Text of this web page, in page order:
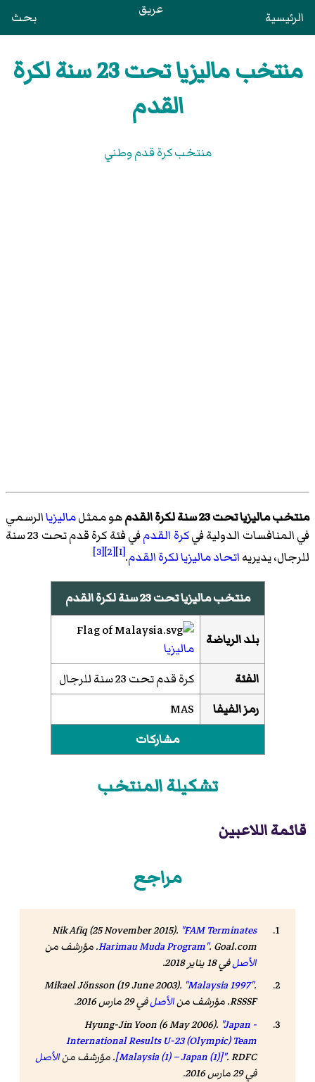
الرئيسية عريق بحث
منتخب ماليزيا تحت 23 سنة لكرة
القدم
منتخب كرة قدم وطني
منتخب ماليزيا تحت 23 سنة لكرة القدم هو ممثلماليزياالرسمي
في المنافسات الدولية فيكرة القدم
في فئة كرة قدم تحت 23 سنة
للرجال، يديريهاتحاد ماليزيا لكرة القدم.
[1]
[2]
[3]
منتخب ماليزيا تحت 23 سنة لكرة القدم
بلد الرياضة
ماليزيا
الفئة
كرة قدم تحت 23 سنة للرجال
رمز الفيفا
MAS
مشاركات
تشكيلة المنتخب
قائمة اللاعبين
مراجع
Nik Afiq (25 November 2015). "FAM Terminates
Harimau Muda Program". Goal.com. مؤرشف من
الأصلفي 18 يناير 2018
.
Mikael Jönsson (19 June 2003). "Malaysia 1997".
RSSSF. مؤرشف من
الأصلفي 29 مارس 2016
.
Hyung-Jin Yoon (6 May 2006). "Japan -
International Results U-23 (Olympic) Team
[Malaysia (1) – Japan (1)]". RDFC. مؤرشف من
الأصل
في 29 مارس 2016
.